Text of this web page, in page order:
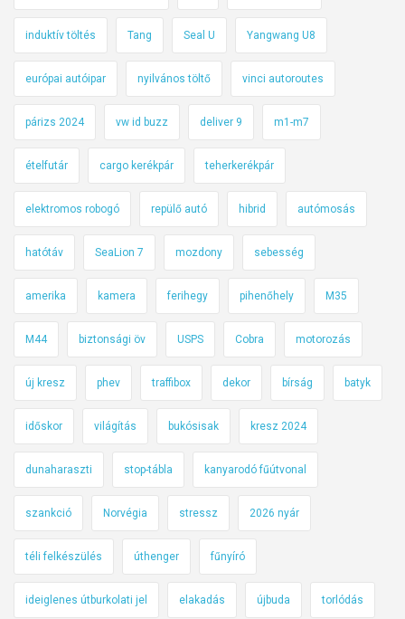
induktív töltés Tang Seal U Yangwang U8
európai autóipar nyilvános töltő vinci autoroutes
párizs 2024 vw id buzz deliver 9 m1-m7
ételfutár cargo kerékpár teherkerékpár
elektromos robogó repülő autó hibrid autómosás
hatótáv SeaLion 7 mozdony sebesség
amerika kamera ferihegy pihenőhely M35
M44 biztonsági öv USPS Cobra motorozás
új kresz phev traffibox dekor bírság batyk
időskor világítás bukósisak kresz 2024
dunaharaszti stop-tábla kanyarodó fűútvonal
szankció Norvégia stressz 2026 nyár
téli felkészülés úthenger fűnyíró
ideiglenes útburkolati jel elakadás újbuda torlódás